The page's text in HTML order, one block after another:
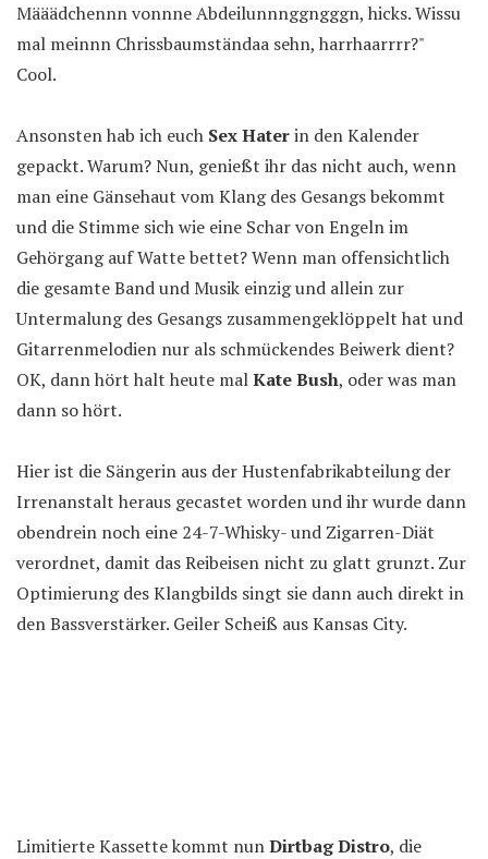
Määädchennn vonnne Abdeilunnnggngggn, hicks. Wissu
mal meinnn Chrissbaumständaa sehn, harrhaarrrr?"
Cool.
Ansonsten hab ich euch Sex Haterin den Kalender
gepackt. Warum? Nun, genießt ihr das nicht auch, wenn
man eine Gänsehaut vom Klang des Gesangs bekommt
und die Stimme sich wie eine Schar von Engeln im
Gehörgang auf Watte bettet? Wenn man offensichtlich
die gesamte Band und Musik einzig und allein zur
Untermalung des Gesangs zusammengeklöppelt hat und
Gitarrenmelodien nur als schmückendes Beiwerk dient?
OK, dann hört halt heute malKate Bush, oder was man
dann so hört.
Hier ist die Sängerin aus der Hustenfabrikabteilung der
Irrenanstalt heraus gecastet worden und ihr wurde dann
obendrein noch eine 24-7-Whisky- und Zigarren-Diät
verordnet, damit das Reibeisen nicht zu glatt grunzt. Zur
Optimierung des Klangbilds singt sie dann auch direkt in
den Bassverstärker. Geiler Scheiß aus Kansas City.
Limitierte Kassette kommt nunDirtbag Distro, die